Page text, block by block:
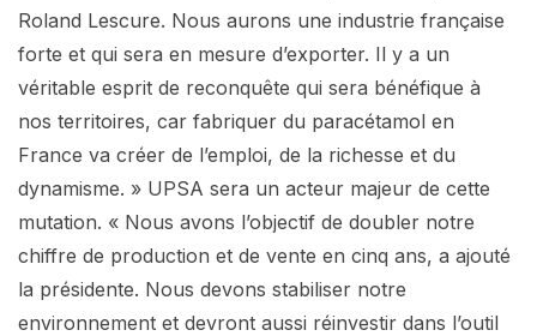
Roland Lescure. Nous aurons une industrie française
forte et qui sera en mesure d’exporter. Il y a un
véritable esprit de reconquête qui sera bénéfique à
nos territoires, car fabriquer du paracétamol en
France va créer de l’emploi, de la richesse et du
dynamisme. » UPSA sera un acteur majeur de cette
mutation. « Nous avons l’objectif de doubler notre
chiffre de production et de vente en cinq ans, a ajouté
la présidente. Nous devons stabiliser notre
environnement et devront aussi réinvestir dans l’outil